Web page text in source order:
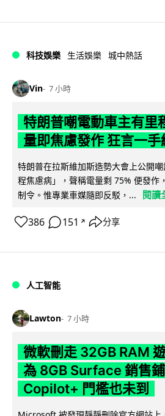
科技娛樂 生活娛樂 城中熱話
Vin 7 小時
特朗普嘲電動車主有里
量即焦慮發作 狂言一
特朗普在拉斯維加斯造勢大會上公開
程焦慮病」，聲稱電量剩 75% 便發作
制令。惟專業車媒隨即反駁，...
閱讀
386 151 ↗ 分享
人工智能
Lawton 7 小時
微軟刪走 32GB RAM
為 8GB Surface 銷售
Copilot+ 門檻也未到